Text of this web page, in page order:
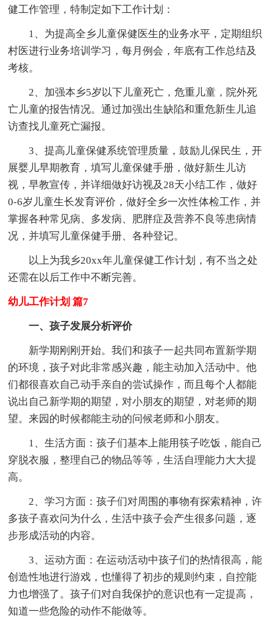
健工作管理，特制定如下工作计划：
1、为提高全乡儿童保健医生的业务水平，定期组织
村医进行业务培训学习，每月例会，年底有工作总结及
考核。
2、加强本乡5岁以下儿童死亡，危重儿童，院外死
亡儿童的报告情况。通过加强出生缺陷和重危新生儿追
访查找儿童死亡漏报。
3、提高儿童保健系统管理质量，鼓励儿保民生，开
展婴儿早期教育，填写儿童保健手册，做好新生儿访
视，早教宣传，并详细做好访视及28天小结工作，做好
0-6岁儿童生长发育评价，做好全乡一次性体检工作，并
掌握各种常见病、多发病、肥胖症及营养不良等患病情
况，并填写儿童保健手册、各种登记。
以上为我乡20xx年儿童保健工作计划，有不当之处
还需在以后工作中不断完善。
幼儿工作计划 篇7
一、孩子发展分析评价
新学期刚刚开始。我们和孩子一起共同布置新学期
的环境，孩子对此非常感兴趣，能主动加入活动中。他
们都很喜欢自己动手亲自的尝试操作，而且每个人都能
说出自己新学期的期望，对小朋友的期望，对老师的期
望。来园的时候都能主动的问候老师和小朋友。
1、生活方面：孩子们基本上能用筷子吃饭，能自己
穿脱衣服，整理自己的物品等等，生活自理能力大大提
高。
2、学习方面：孩子们对周围的事物有探索精神，许
多孩子喜欢问为什么，生活中孩子会产生很多问题，逐
步形成活动的内容。
3、运动方面：在运动活动中孩子们的热情很高，能
创造性地进行游戏，也懂得了初步的规则约束，自控能
力也增强了。孩子们对自我保护的意识也有一定提高，
知道一些危险的动作不能做等。